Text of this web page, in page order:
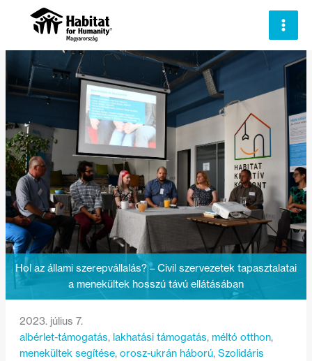
Hol az állami szerepvállalás? – Civil szervezetek tapasztalatai
a menekültek hosszú távú ellátásában
2023. július 7.
albérlet-támogatás, lakhatási támogatás, méltó otthon,
menekültek segítése, orosz-ukrán háború, Szolidáris